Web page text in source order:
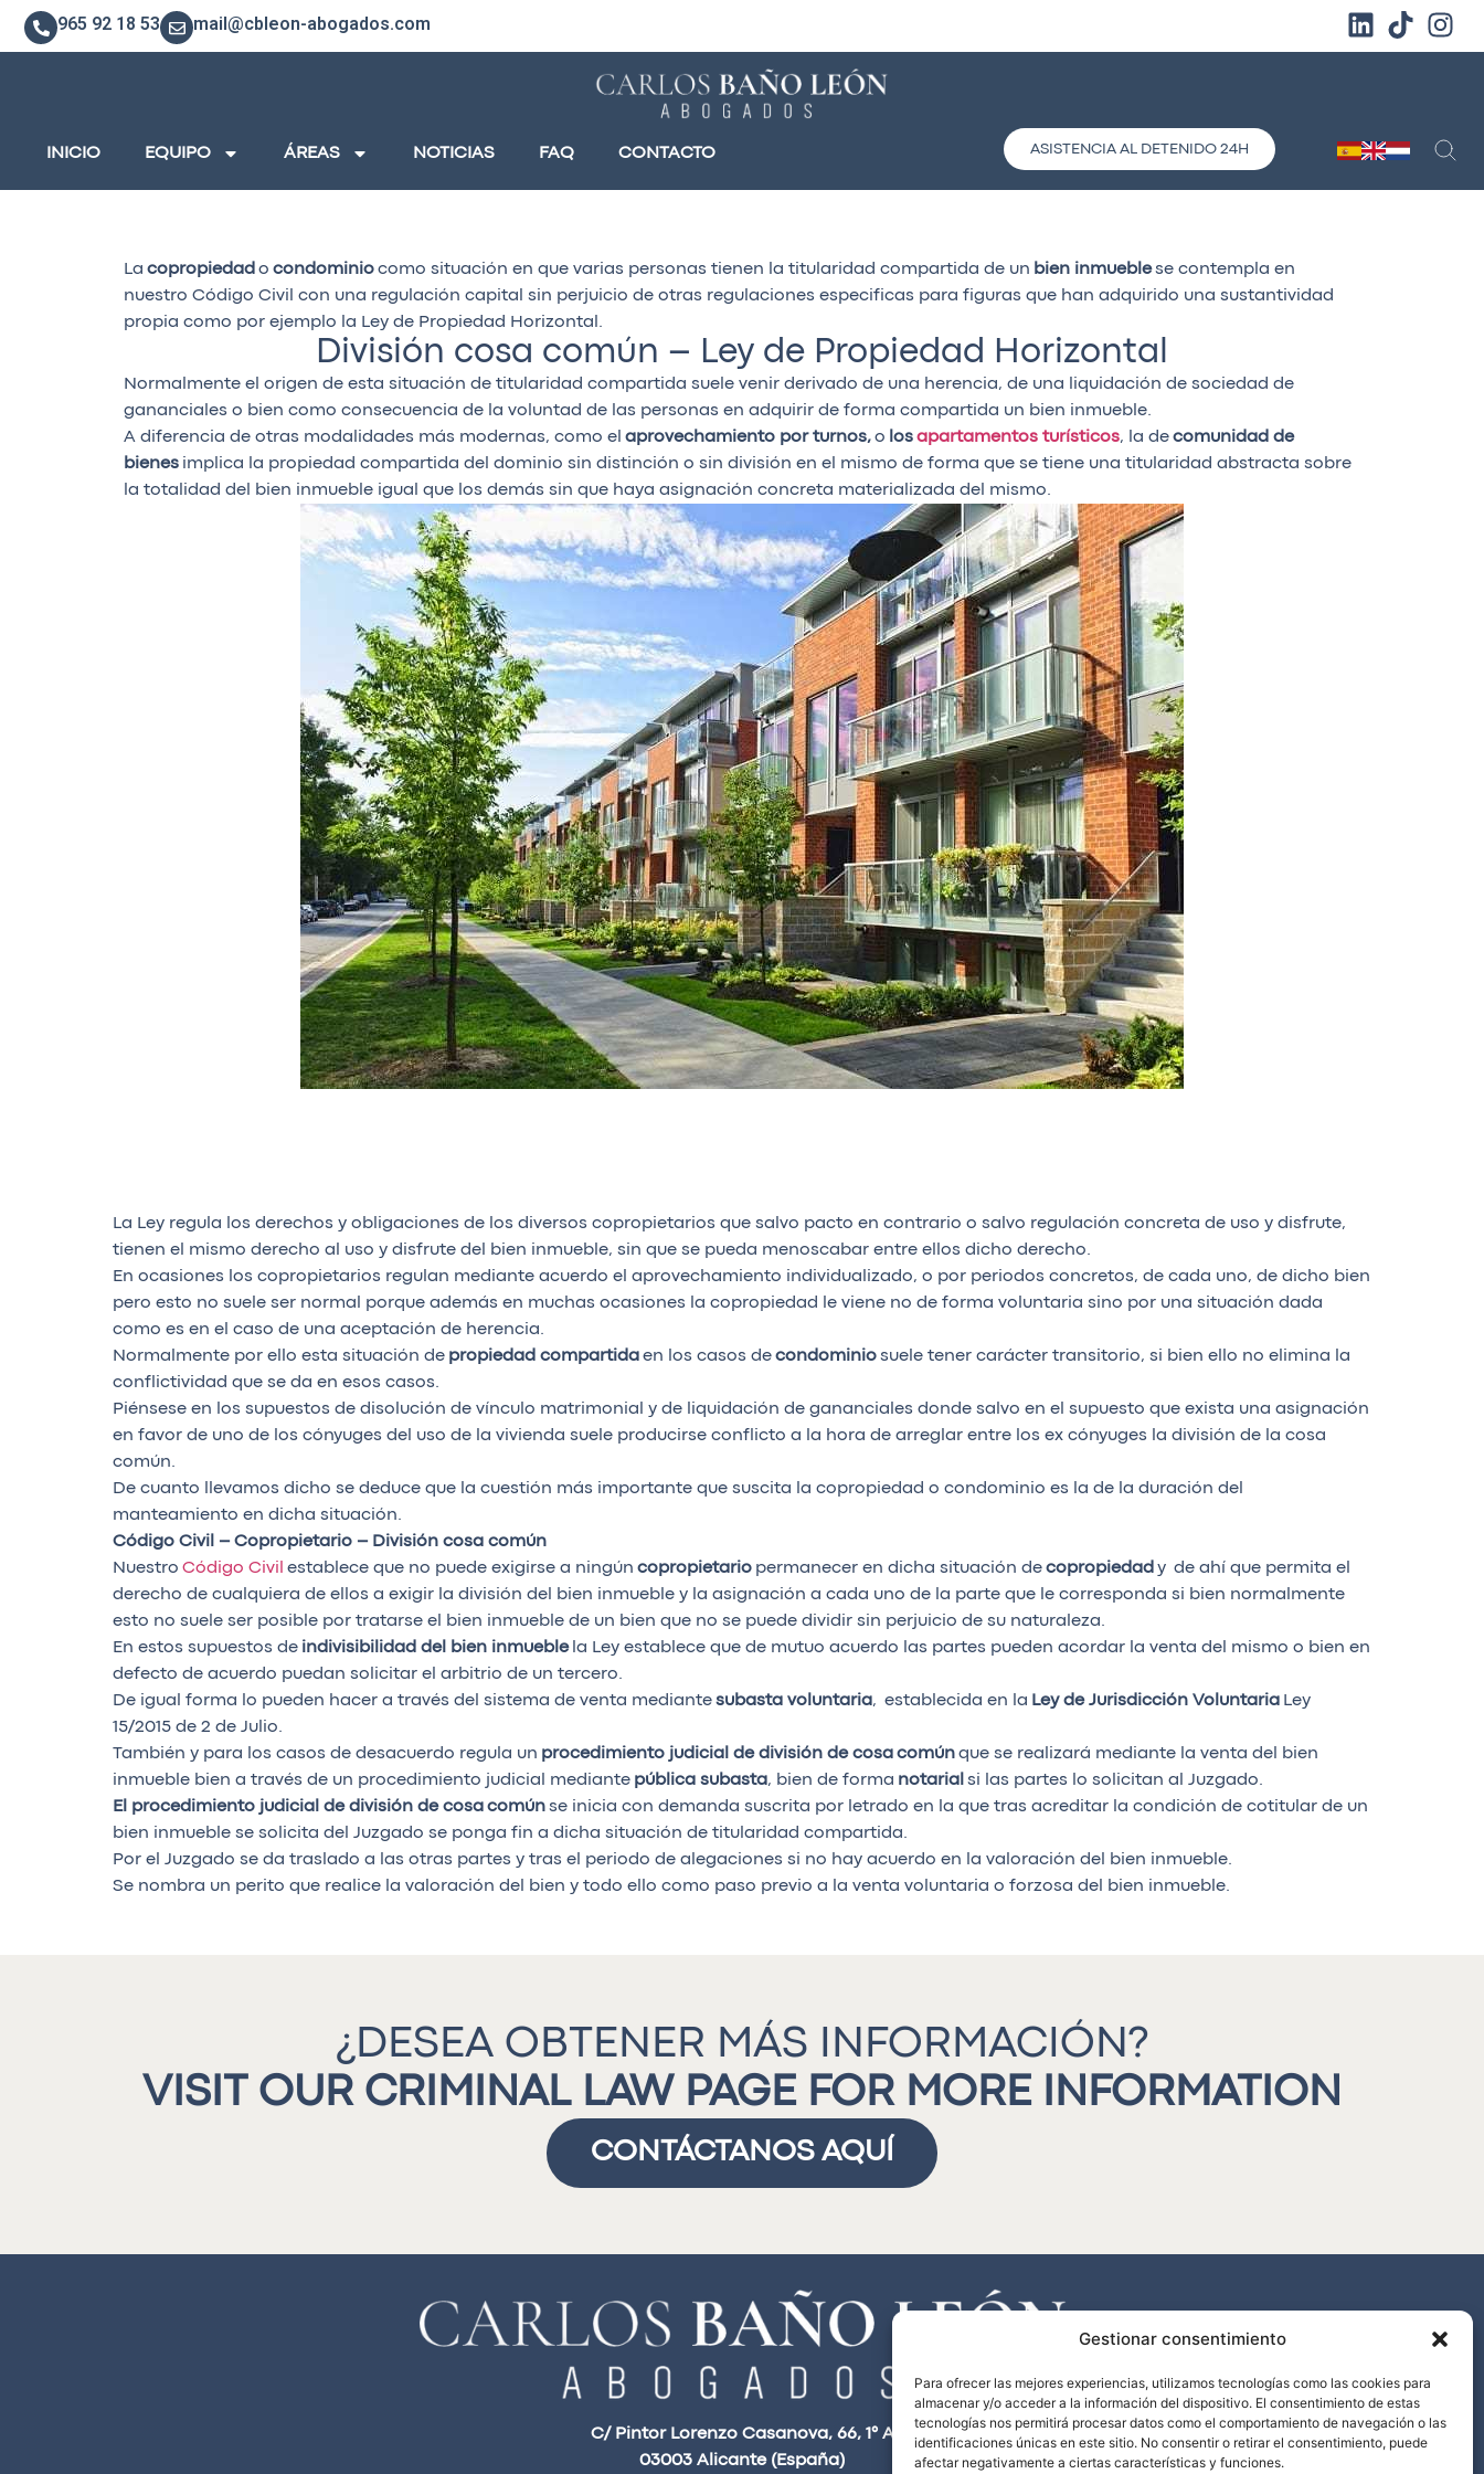
Gestionar consentimiento
Para ofrecer las mejores experiencias, utilizamos tecnologías como las cookies para
almacenar y/o acceder a la información del dispositivo. El consentimiento de estas
tecnologías nos permitirá procesar datos como el comportamiento de navegación o las
identificaciones únicas en este sitio. No consentir o retirar el consentimiento, puede
afectar negativamente a ciertas características y funciones.
965 92 18 53 mail@cbleon-abogados.com
INICIO EQUIPO ÁREAS NOTICIAS FAQ CONTACTO ASISTENCIA AL DETENIDO 24H
La copropiedad o condominio como situación en que varias personas tienen la titularidad compartida de un bien inmueblese contempla en
nuestro Código Civil con una regulación capital sin perjuicio de otras regulaciones especificas para figuras que han adquirido una sustantividad
propia como por ejemplo la Ley de Propiedad Horizontal.
División cosa común – Ley de Propiedad Horizontal
Normalmente el origen de esta situación de titularidad compartida suele venir derivado de una herencia, de una liquidación de sociedad de
gananciales o bien como consecuencia de la voluntad de las personas en adquirir de forma compartida un bien inmueble.
A diferencia de otras modalidades más modernas, como el aprovechamiento por turnos, o los apartamentos turísticos, la de comunidad de
bienes implica la propiedad compartida del dominio sin distinción o sin división en el mismo de forma que se tiene una titularidad abstracta sobre
la totalidad del bien inmueble igual que los demás sin que haya asignación concreta materializada del mismo.
La Ley regula los derechos y obligaciones de los diversos copropietarios que salvo pacto en contrario o salvo regulación concreta de uso y disfrute,
tienen el mismo derecho al uso y disfrute del bien inmueble, sin que se pueda menoscabar entre ellos dicho derecho.
En ocasiones los copropietarios regulan mediante acuerdo el aprovechamiento individualizado, o por periodos concretos, de cada uno, de dicho bien
pero esto no suele ser normal porque además en muchas ocasiones la copropiedad le viene no de forma voluntaria sino por una situación dada
como es en el caso de una aceptación de herencia.
Normalmente por ello esta situación de propiedad compartida en los casos de condominio suele tener carácter transitorio, si bien ello no elimina la
conflictividad que se da en esos casos.
Piénsese en los supuestos de disolución de vínculo matrimonial y de liquidación de gananciales donde salvo en el supuesto que exista una asignación
en favor de uno de los cónyuges del uso de la vivienda suele producirse conflicto a la hora de arreglar entre los ex cónyuges la división de la cosa
común.
De cuanto llevamos dicho se deduce que la cuestión más importante que suscita la copropiedad o condominio es la de la duración del
manteamiento en dicha situación.
Código Civil – Copropietario – División cosa común
Nuestro Código Civil establece que no puede exigirse a ningún copropietario permanecer en dicha situación de copropiedad y de ahí que permita el
derecho de cualquiera de ellos a exigir la división del bien inmueble y la asignación a cada uno de la parte que le corresponda si bien normalmente
esto no suele ser posible por tratarse el bien inmueble de un bien que no se puede dividir sin perjuicio de su naturaleza.
En estos supuestos de indivisibilidad del bien inmueblela Ley establece que de mutuo acuerdo las partes pueden acordar la venta del mismo o bien en
defecto de acuerdo puedan solicitar el arbitrio de un tercero.
De igual forma lo pueden hacer a través del sistema de venta mediante subasta voluntaria, establecida en la Ley de Jurisdicción Voluntaria Ley
15/2015 de 2 de Julio.
También y para los casos de desacuerdo regula un procedimiento judicial de división de cosa común que se realizará mediante la venta del bien
inmueble bien a través de un procedimiento judicial mediante pública subasta, bien de forma notarial si las partes lo solicitan al Juzgado.
El procedimiento judicial de división de cosa común se inicia con demanda suscrita por letrado en la que tras acreditar la condición de cotitular de un
bien inmueble se solicita del Juzgado se ponga fin a dicha situación de titularidad compartida.
Por el Juzgado se da traslado a las otras partes y tras el periodo de alegaciones si no hay acuerdo en la valoración del bien inmueble.
Se nombra un perito que realice la valoración del bien y todo ello como paso previo a la venta voluntaria o forzosa del bien inmueble.
¿DESEA OBTENER MÁS INFORMACIÓN?
VISIT OUR CRIMINAL LAW PAGE FOR MORE INFORMATION
CONTÁCTANOS AQUÍ
C/ Pintor Lorenzo Casanova, 66, 1° A
03003 Alicante (España)